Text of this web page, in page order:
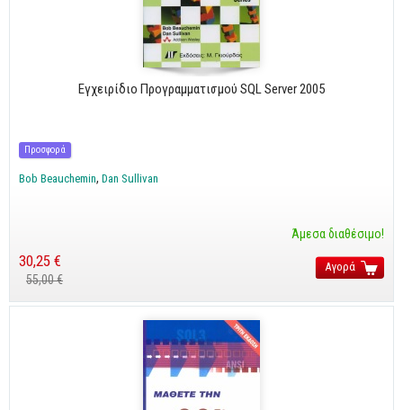
Cobol - Assembly - Fortran
Γραφικά
Photoshop
Εγχειρίδιο Προγραμματισμού SQL Server 2005
Προσφορά
Bob Beauchemin Dan Sullivan
Άμεσα διαθέσιμο!
30,25 €
55,00 €
Αγορά